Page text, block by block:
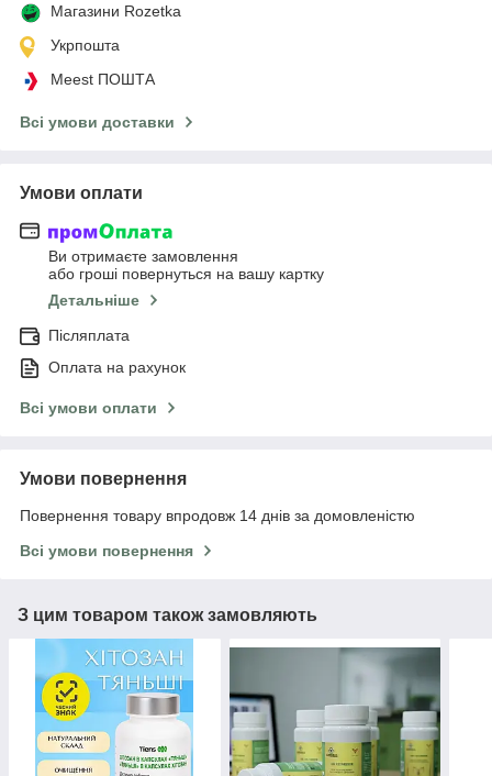
Магазини Rozetka
Укрпошта
Meest ПОШТА
Всі умови доставки
Умови оплати
Ви отримаєте замовлення
або гроші повернуться на вашу картку
Детальніше
Післяплата
Оплата на рахунок
Всі умови оплати
Умови повернення
Повернення товару впродовж 14 днів за домовленістю
Всі умови повернення
З цим товаром також замовляють